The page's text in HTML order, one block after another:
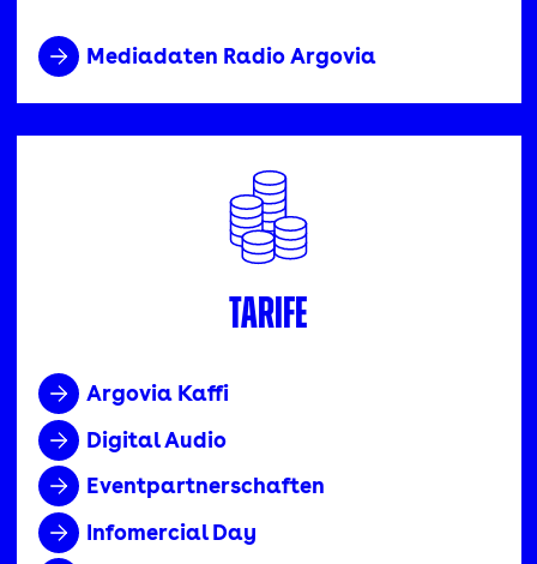
Mediadaten Radio Argovia
Tarife
Argovia Kaffi
Digital Audio
Eventpartnerschaften
Infomercial Day